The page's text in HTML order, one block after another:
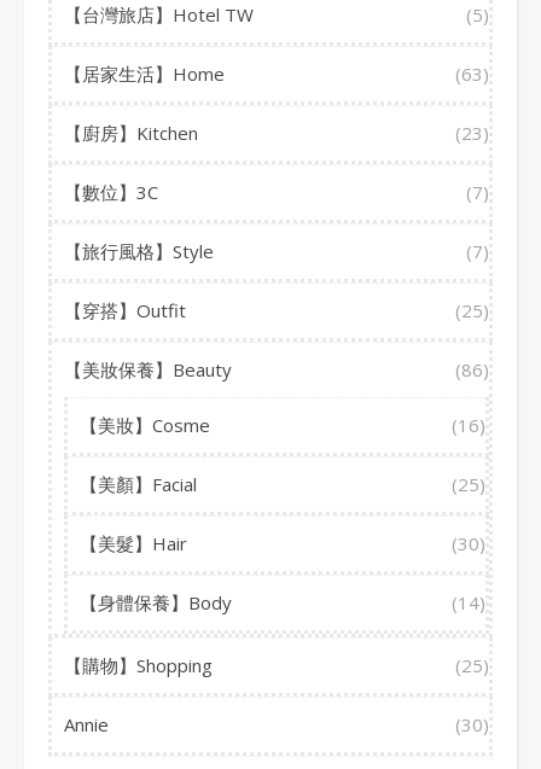
【台灣旅店】Hotel TW (5)
【居家生活】Home (63)
【廚房】Kitchen (23)
【數位】3C (7)
【旅行風格】Style (7)
【穿搭】Outfit (25)
【美妝保養】Beauty (86)
【美妝】Cosme (16)
【美顏】Facial (25)
【美髮】Hair (30)
【身體保養】Body (14)
【購物】Shopping (25)
Annie (30)